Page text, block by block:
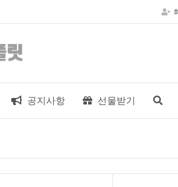
공지사항 선물받기